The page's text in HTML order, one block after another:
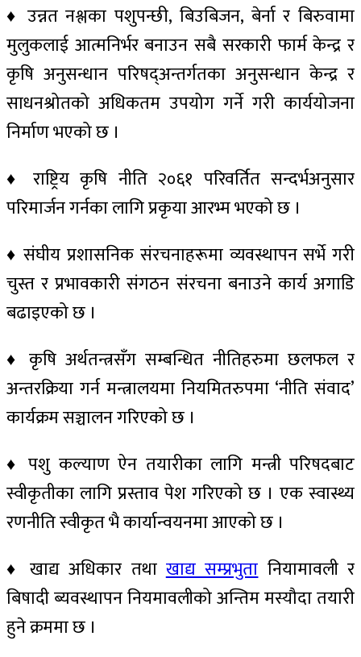
♦ उन्नत नश्लका पशुपन्छी, बिउबिजन, बेर्ना र बिरुवामा
मुलुकलाई आत्मनिर्भर बनाउन सबै सरकारी फार्म केन्द्र र
कृषि अनुसन्धान परिषद्अन्तर्गतका अनुसन्धान केन्द्र र
साधनश्रोतको अधिकतम उपयोग गर्ने गरी कार्ययोजना
निर्माण भएको छ ।
♦ राष्ट्रिय कृषि नीति २०६१ परिवर्तित सन्दर्भअनुसार
परिमार्जन गर्नका लागि प्रकृया आरभ्म भएको छ ।
♦ संघीय प्रशासनिक संरचनाहरूमा व्यवस्थापन सर्भे गरी
चुस्त र प्रभावकारी संगठन संरचना बनाउने कार्य अगाडि
बढाइएको छ ।
♦ कृषि अर्थतन्त्रसँग सम्बन्धित नीतिहरुमा छलफल र
अन्तरक्रिया गर्न मन्त्रालयमा नियमितरुपमा ‘नीति संवाद’
कार्यक्रम सञ्चालन गरिएको छ ।
♦ पशु कल्याण ऐन तयारीका लागि मन्त्री परिषदबाट
स्वीकृतीका लागि प्रस्ताव पेश गरिएको छ । एक स्वास्थ्य
रणनीति स्वीकृत भै कार्यान्वयनमा आएको छ ।
♦ खाद्य अधिकार तथाखाद्य सम्प्रभुतानियामावली र
बिषादी ब्यवस्थापन नियमावलीको अन्तिम मस्यौदा तयारी
हुने क्रममा छ ।